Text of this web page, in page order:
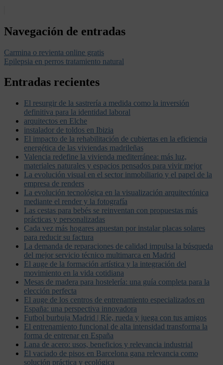
Navegación de entradas
Carmina o revienta online gratis
Epilepsia en perros tratamiento natural
Entradas recientes
El resurgir de la sastrería a medida como la inversión
definitiva para la identidad laboral
arquitectos en Elche
instalador de toldos en Ibizia
El impacto de la rehabilitación de cubiertas en la eficiencia
energética de las viviendas madrileñas
Valencia redefine la vivienda mediterránea: más luz,
materiales naturales y espacios pensados para vivir mejor
La evolución visual en el sector inmobiliario y el papel de la
empresa de renders
La evolución tecnológica en la visualización arquitectónica
mediante el render y la fotografía
Las cestas para bebés se reinventan con propuestas más
prácticas y personalizadas
Cada vez más hogares apuestan por instalar placas solares
para reducir su factura
La demanda de reparaciones de calidad impulsa la búsqueda
del mejor servicio técnico multimarca en Madrid
El auge de la formación artística y la integración del
movimiento en la vida cotidiana
Mesas de madera para hostelería: una guía completa para la
elección perfecta
El auge de los centros de entrenamiento especializados en
España: una perspectiva innovadora
Futbol burbuja Madrid | Ríe, rueda y juega con tus amigos
El entrenamiento funcional de alta intensidad transforma la
forma de entrenar en España
Lana de acero: usos, beneficios y relevancia industrial
El vaciado de pisos en Barcelona gana relevancia como
solución práctica y ecológica